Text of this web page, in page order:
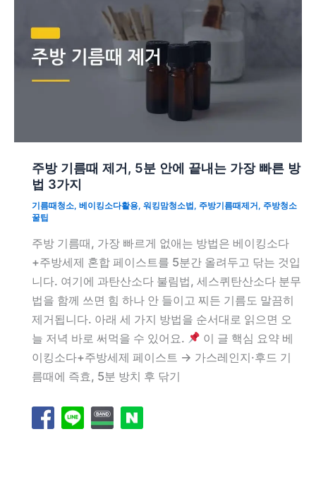
주방 기름때 제거, 5분 안에 끝내는 가장 빠른 방
법 3가지
기름때청소, 베이킹소다활용, 워킹맘청소법, 주방기름때제거, 주방청소
꿀팁
주방 기름때, 가장 빠르게 없애는 방법은 베이킹소다
+주방세제 혼합 페이스트를 5분간 올려두고 닦는 것입
니다. 여기에 과탄산소다 불림법, 세스퀴탄산소다 분무
법을 함께 쓰면 힘 하나 안 들이고 찌든 기름도 말끔히
제거됩니다. 아래 세 가지 방법을 순서대로 읽으면 오
늘 저녁 바로 써먹을 수 있어요.
이 글 핵심 요약 베
이킹소다+주방세제 페이스트 → 가스레인지·후드 기
름때에 즉효, 5분 방치 후 닦기